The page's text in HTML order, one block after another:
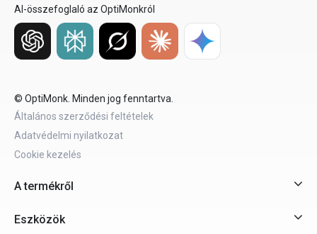
AI-összefoglaló az OptiMonkról
© OptiMonk. Minden jog fenntartva.
Általános szerződési feltételek
Adatvédelmi nyilatkozat
Cookie kezelés
A termékről
Eszközök